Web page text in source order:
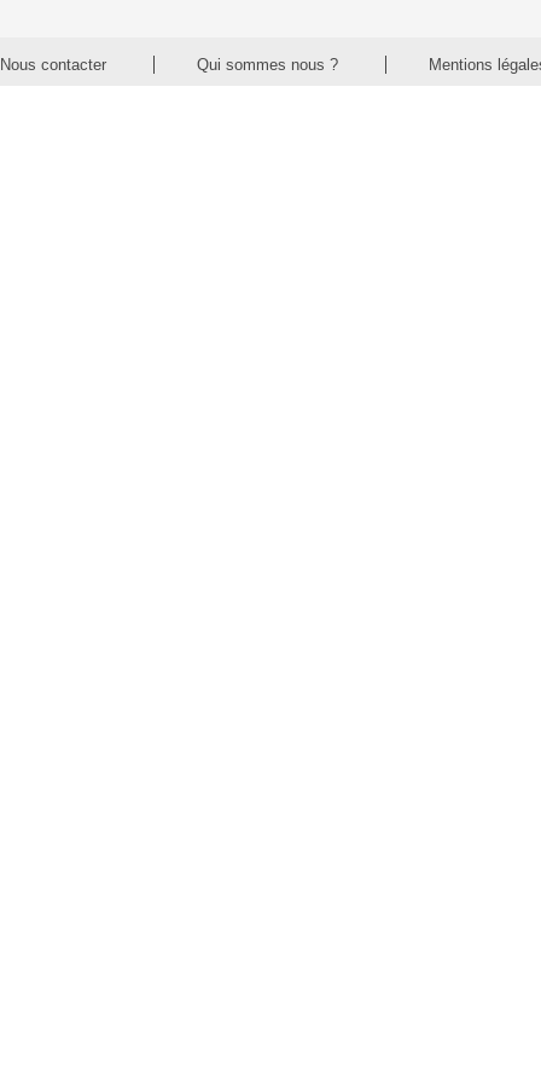
Nous contacter Qui sommes nous ? Mentions